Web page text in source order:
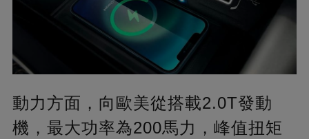
動力方面，向歐美從搭載2.0T發動
機，最大功率為200馬力，峰值扭矩